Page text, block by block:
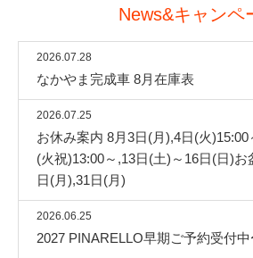
News&キャンペ
2026.07.28
なかやま完成車 8月在庫表
2026.07.25
お休み案内 8月3日(月),4日(火)15:00
(火祝)13:00～,13日(土)～16日(日)お
日(月),31日(月)
2026.06.25
2027 PINARELLO早期ご予約受付中